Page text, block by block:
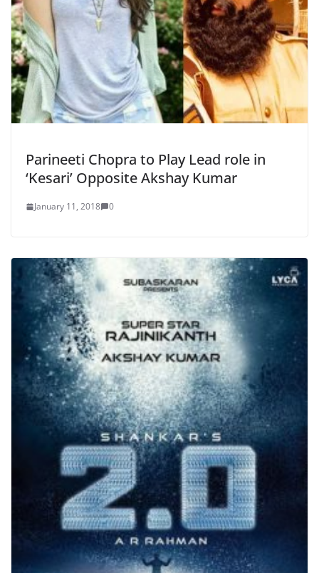
Parineeti Chopra to Play Lead role in
‘Kesari’ Opposite Akshay Kumar
January 11, 2018 0